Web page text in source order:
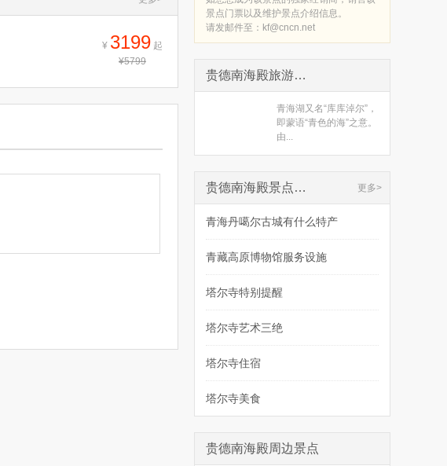
¥ 3199 起
¥5799
景点门票以及维护景点介绍信息。
请发邮件至： kf@cncn.net
贵德南海殿旅游攻略下载
青海湖又名“库库淖尔”，
即蒙语“青色的海”之意。
由...
贵德南海殿景点攻略 更多>
青海丹噶尔古城有什么特产
青藏高原博物馆服务设施
塔尔寺特别提醒
塔尔寺艺术三绝
塔尔寺住宿
塔尔寺美食
贵德南海殿周边景点